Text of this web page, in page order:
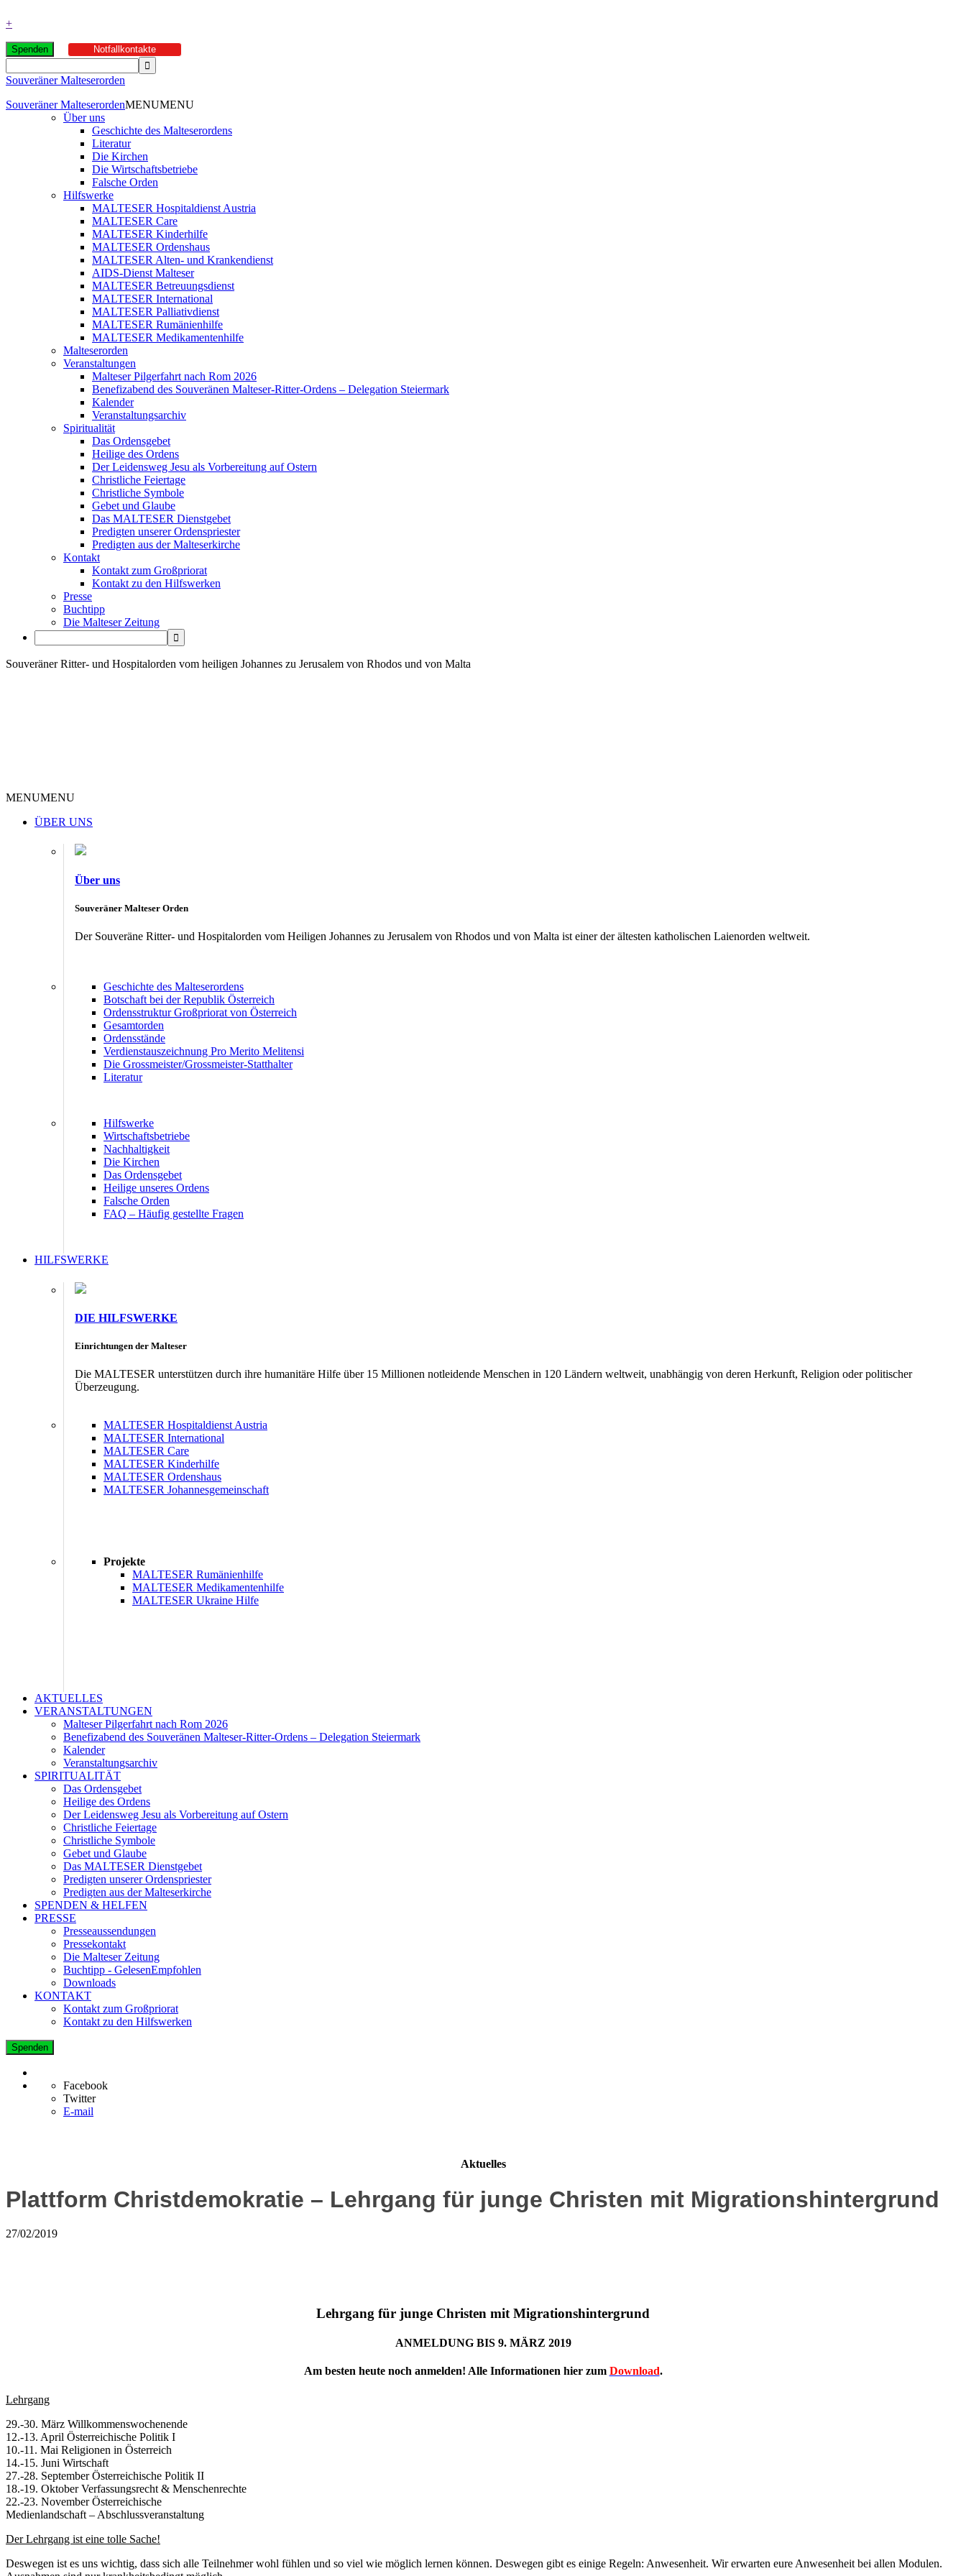
+
Spenden Notfallkontakte
Souveräner Malteserorden
Souveräner MalteserordenMENUMENU
Über uns
Geschichte des Malteserordens
Literatur
Die Kirchen
Die Wirtschaftsbetriebe
Falsche Orden
Hilfswerke
MALTESER Hospitaldienst Austria
MALTESER Care
MALTESER Kinderhilfe
MALTESER Ordenshaus
MALTESER Alten- und Krankendienst
AIDS-Dienst Malteser
MALTESER Betreuungsdienst
MALTESER International
MALTESER Palliativdienst
MALTESER Rumänienhilfe
MALTESER Medikamentenhilfe
Malteserorden
Veranstaltungen
Malteser Pilgerfahrt nach Rom 2026
Benefizabend des Souveränen Malteser-Ritter-Ordens – Delegation Steiermark
Kalender
Veranstaltungsarchiv
Spiritualität
Das Ordensgebet
Heilige des Ordens
Der Leidensweg Jesu als Vorbereitung auf Ostern
Christliche Feiertage
Christliche Symbole
Gebet und Glaube
Das MALTESER Dienstgebet
Predigten unserer Ordenspriester
Predigten aus der Malteserkirche
Kontakt
Kontakt zum Großpriorat
Kontakt zu den Hilfswerken
Presse
Buchtipp
Die Malteser Zeitung
Souveräner Ritter- und Hospitalorden vom heiligen Johannes zu Jerusalem von Rhodos und von Malta
MENUMENU
ÜBER UNS
Über uns
Souveräner Malteser Orden
Der Souveräne Ritter- und Hospitalorden vom Heiligen Johannes zu Jerusalem von Rhodos und von Malta ist einer der ältesten katholischen Laienorden weltweit.
Geschichte des Malteserordens
Botschaft bei der Republik Österreich
Ordensstruktur Großpriorat von Österreich
Gesamtorden
Ordensstände
Verdienstauszeichnung Pro Merito Melitensi
Die Grossmeister/Grossmeister-Statthalter
Literatur
Hilfswerke
Wirtschaftsbetriebe
Nachhaltigkeit
Die Kirchen
Das Ordensgebet
Heilige unseres Ordens
Falsche Orden
FAQ – Häufig gestellte Fragen
HILFSWERKE
DIE HILFSWERKE
Einrichtungen der Malteser
Die MALTESER unterstützen durch ihre humanitäre Hilfe über 15 Millionen notleidende Menschen in 120 Ländern weltweit, unabhängig von deren Herkunft, Religion oder politischer
Überzeugung.
MALTESER Hospitaldienst Austria
MALTESER International
MALTESER Care
MALTESER Kinderhilfe
MALTESER Ordenshaus
MALTESER Johannesgemeinschaft
Projekte
MALTESER Rumänienhilfe
MALTESER Medikamentenhilfe
MALTESER Ukraine Hilfe
AKTUELLES
VERANSTALTUNGEN
Malteser Pilgerfahrt nach Rom 2026
Benefizabend des Souveränen Malteser-Ritter-Ordens – Delegation Steiermark
Kalender
Veranstaltungsarchiv
SPIRITUALITÄT
Das Ordensgebet
Heilige des Ordens
Der Leidensweg Jesu als Vorbereitung auf Ostern
Christliche Feiertage
Christliche Symbole
Gebet und Glaube
Das MALTESER Dienstgebet
Predigten unserer Ordenspriester
Predigten aus der Malteserkirche
SPENDEN & HELFEN
PRESSE
Presseaussendungen
Pressekontakt
Die Malteser Zeitung
Buchtipp - GelesenEmpfohlen
Downloads
KONTAKT
Kontakt zum Großpriorat
Kontakt zu den Hilfswerken
Spenden
Facebook
Twitter
E-mail
Aktuelles
Plattform Christdemokratie – Lehrgang für junge Christen mit Migrationshintergrund
27/02/2019
Lehrgang für junge Christen mit Migrationshintergrund
ANMELDUNG BIS 9. MÄRZ 2019
Am besten heute noch anmelden! Alle Informationen hier zum Download.
Lehrgang
29.-30. März Willkommenswochenende
12.-13. April Österreichische Politik I
10.-11. Mai Religionen in Österreich
14.-15. Juni Wirtschaft
27.-28. September Österreichische Politik II
18.-19. Oktober Verfassungsrecht & Menschenrechte
22.-23. November Österreichische
Medienlandschaft – Abschlussveranstaltung
Der Lehrgang ist eine tolle Sache!
Deswegen ist es uns wichtig, dass sich alle Teilnehmer wohl fühlen und so viel wie möglich lernen können. Deswegen gibt es einige Regeln: Anwesenheit. Wir erwarten eure Anwesenheit bei allen Modulen.